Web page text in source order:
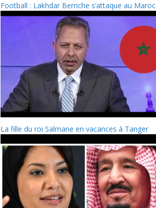
Football : Lakhdar Berriche s’attaque au Maroc
La fille du roi Salmane en vacances à Tanger